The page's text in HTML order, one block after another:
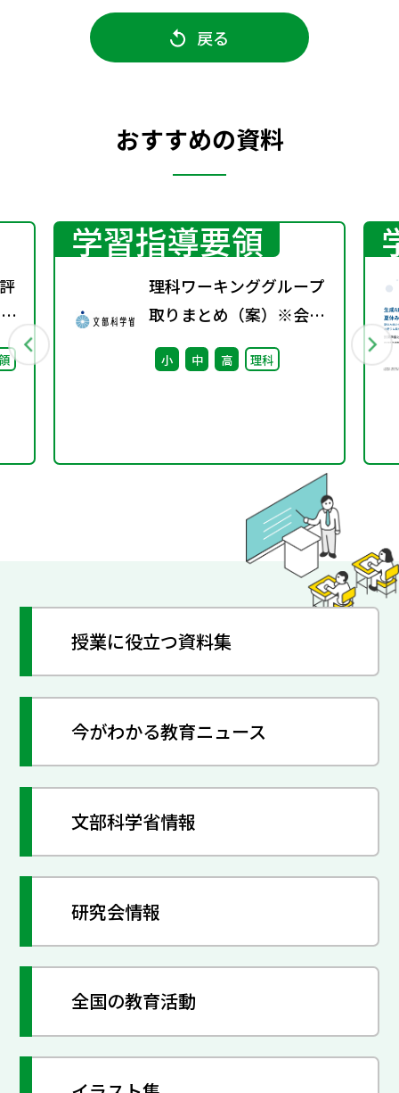
戻る
おすすめの資料
学習指導要領
理科ワーキンググループ
取りまとめ（案）※会議
後修正
小 中 高 理科
授業に役立つ資料集
今がわかる教育ニュース
文部科学省情報
研究会情報
全国の教育活動